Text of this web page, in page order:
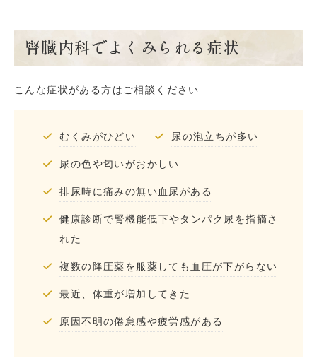
腎臓内科でよくみられる症状
こんな症状がある方はご相談ください
むくみがひどい 尿の泡立ちが多い
尿の色や匂いがおかしい
排尿時に痛みの無い血尿がある
健康診断で腎機能低下やタンパク尿を指摘さ
れた
複数の降圧薬を服薬しても血圧が下がらない
最近、体重が増加してきた
原因不明の倦怠感や疲労感がある